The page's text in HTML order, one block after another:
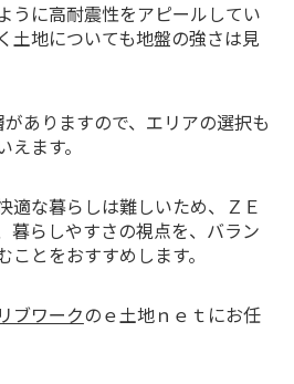
うに高耐震性をアピールしてい
土地についても地盤の強さは見
ありますので、エリアの選択も
ます。
適な暮らしは難しいため、ＺＥ
暮らしやすさの視点を、バラン
とをおすすめします。
リブワークのｅ土地ｎｅｔにお任